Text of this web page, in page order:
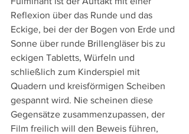
Reflexion über das Runde und das
Eckige, bei der der Bogen von Erde und
Sonne über runde Brillengläser bis zu
eckigen Tabletts, Würfeln und
schließlich zum Kinderspiel mit
Quadern und kreisförmigen Scheiben
gespannt wird. Nie scheinen diese
Gegensätze zusammenzupassen, der
Film freilich will den Beweis führen,